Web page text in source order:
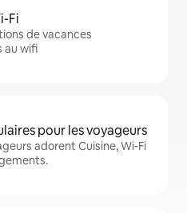
Fi
de vacances
au wifi
pour les voyageurs
adorent Cuisine, Wi-Fi